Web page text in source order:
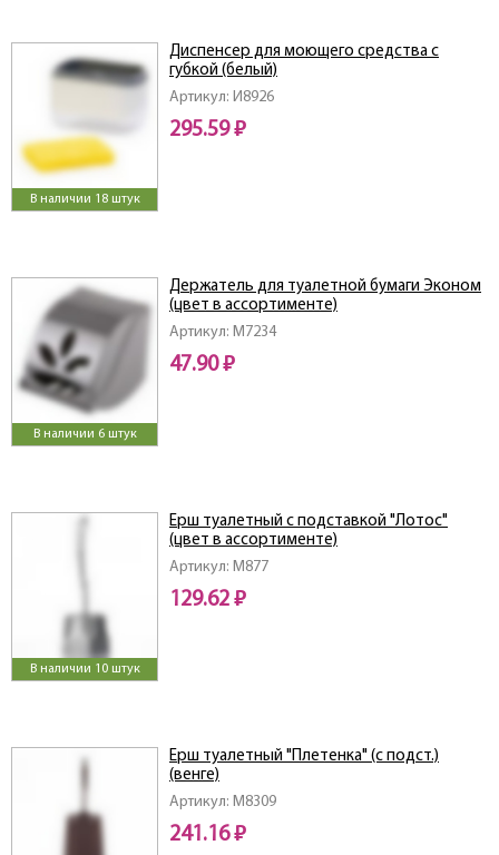
В наличии 18 штук
Артикул: И8926
Диспенсер для моющего средства с
губкой (белый)
295.59 ₽
В наличии 6 штук
Артикул: M7234
Держатель для туалетной бумаги Эконом
(цвет в ассортименте)
47.90 ₽
В наличии 10 штук
Артикул: M877
Ерш туалетный с подставкой "Лотос"
(цвет в ассортименте)
129.62 ₽
Артикул: M8309
Ерш туалетный "Плетенка" (с подст.)
(венге)
241.16 ₽